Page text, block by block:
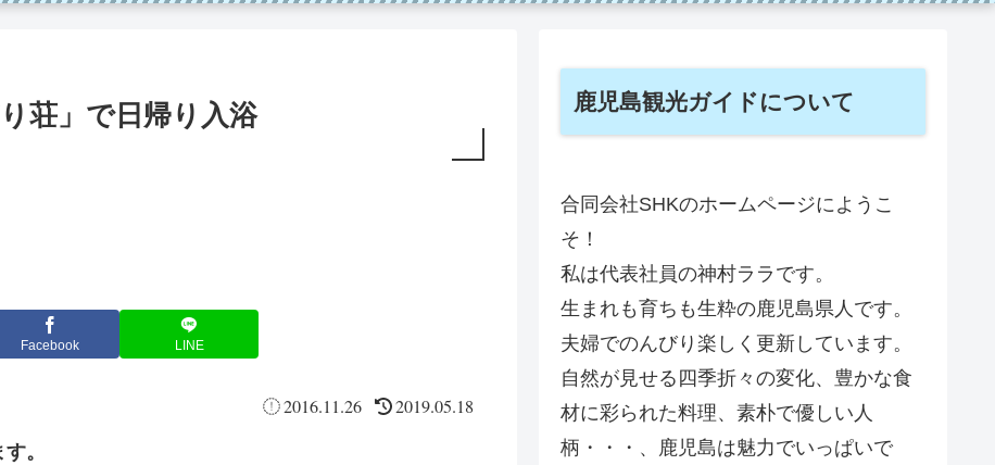
荘」で日帰り入浴
Facebook LINE
2016.11.26 2019.05.18
。
鹿児島観光ガイドについて
合同会社SHKのホームページにようこ
そ！
私は代表社員の神村ララです。
生まれも育ちも生粋の鹿児島県人です。
夫婦でのんびり楽しく更新しています。
自然が見せる四季折々の変化、豊かな食
材に彩られた料理、素朴で優しい人
柄・・・、鹿児島は魅力でいっぱいで